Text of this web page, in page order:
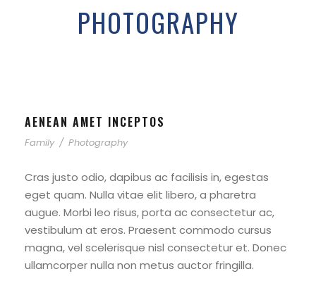
PHOTOGRAPHY
AENEAN AMET INCEPTOS
Family / Photography
Cras justo odio, dapibus ac facilisis in, egestas
eget quam. Nulla vitae elit libero, a pharetra
augue. Morbi leo risus, porta ac consectetur ac,
vestibulum at eros. Praesent commodo cursus
magna, vel scelerisque nisl consectetur et. Donec
ullamcorper nulla non metus auctor fringilla.